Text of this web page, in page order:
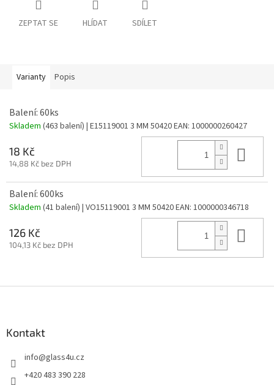
ZEPTAT SE HLÍDAT SDÍLET
Varianty Popis
Balení: 60ks
Skladem (463 balení) | E15119001 3 MM 50420EAN: 1000000260427
18 Kč
14,88 Kč bez DPH
Balení: 600ks
Skladem (41 balení) | VO15119001 3 MM 50420EAN: 1000000346718
126 Kč
104,13 Kč bez DPH
Kontakt
info@glass4u.cz
+420 483 390 228